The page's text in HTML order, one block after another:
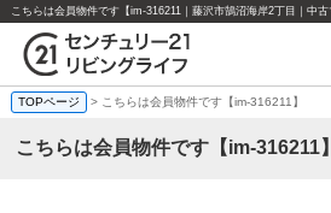
TOPページ > こちらは会員物件です【im-316211】
こちらは会員物件です【im-316211】